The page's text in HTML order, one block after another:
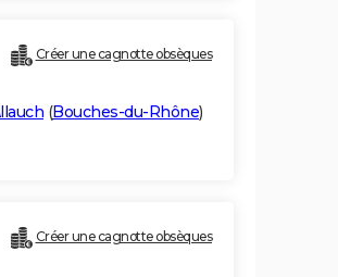
Créer une cagnotte obsèques
(Bouches-du-Rhône)
Créer une cagnotte obsèques